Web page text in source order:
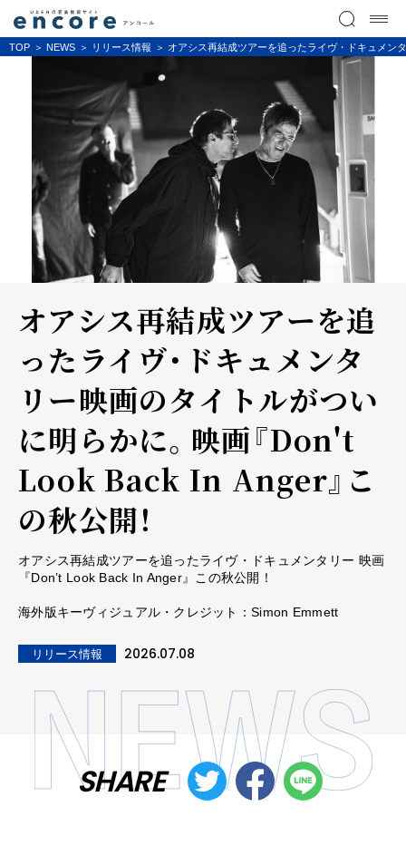
TOP NEWS リリース情報 オアシス再結成ツアーを追ったライヴ・ドキュメン
オアシス再結成ツアーを追
ったライヴ・ドキュメンタ
リー映画のタイトルがつい
に明らかに。映画『Don't
Look Back In Anger』こ
の秋公開！
オアシス再結成ツアーを追ったライヴ・ドキュメンタリー 映画
『Don’t Look Back In Anger』この秋公開！
海外版キーヴィジュアル・クレジット：Simon Emmett
リリース情報 2026.07.08
SHARE